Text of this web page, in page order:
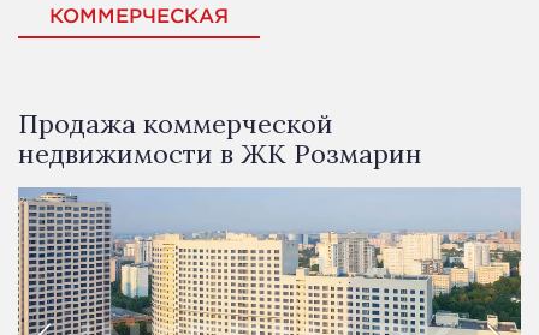
КОММЕРЧЕСКАЯ
Продажа коммерческой
недвижимости в ЖК Розмарин